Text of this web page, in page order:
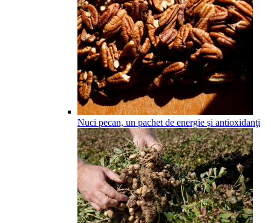
Nuci pecan, un pachet de energie şi antioxidanţi